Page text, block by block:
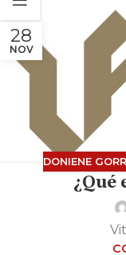
28
NOV
DONIENE
¿Qué